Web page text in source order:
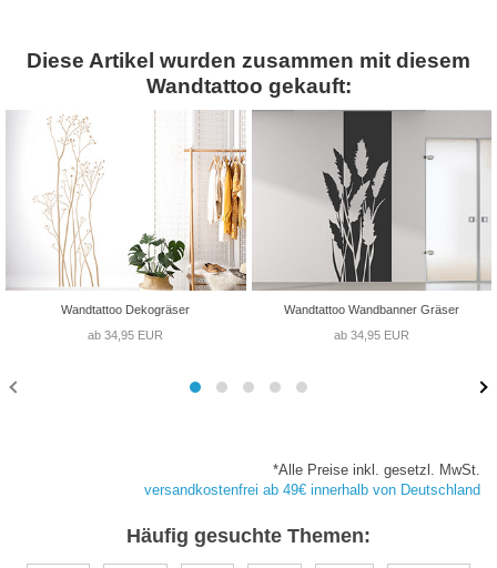
Diese Artikel wurden zusammen mit diesem
Wandtattoo gekauft:
Wandtattoo Dekogräser
ab 34,95 EUR
Wandtattoo Wandbanner Gräser
ab 34,95 EUR
*Alle Preise inkl. gesetzl. MwSt.
versandkostenfrei ab 49€ innerhalb von Deutschland
Häufig gesuchte Themen: